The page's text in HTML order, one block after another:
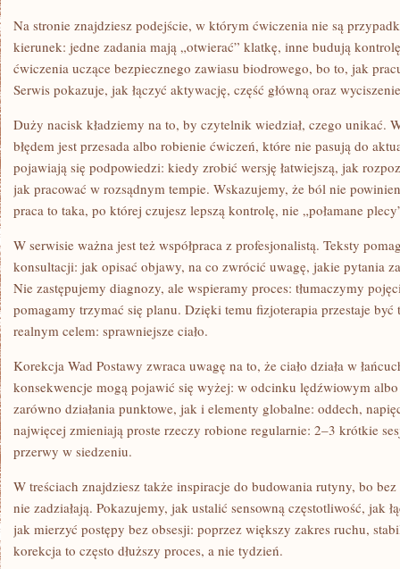
Na stronie znajdziesz podejście, w którym ćwiczenia nie są
kierunek: jedne zadania mają „otwierać” klatkę, inne budują
ćwiczenia uczące bezpiecznego zawiasu biodrowego, bo to, jak
Serwis pokazuje, jak łączyć aktywację, część główną oraz
Duży nacisk kładziemy na to, by czytelnik wiedział, czego unikać.
błędem jest przesada albo robienie ćwiczeń, które nie pasują do
pojawiają się podpowiedzi: kiedy zrobić wersję łatwiejszą, jak
jak pracować w rozsądnym tempie. Wskazujemy, że ból nie
praca to taka, po której czujesz lepszą kontrolę, nie „połamane
W serwisie ważna jest też współpraca z profesjonalistą. Teksty
konsultacji: jak opisać objawy, na co zwrócić uwagę, jakie pytania
Nie zastępujemy diagnozy, ale wspieramy proces: tłumaczymy
pomagamy trzymać się planu. Dzięki temu fizjoterapia przestaje być
realnym celem: sprawniejsze ciało.
Korekcja Wad Postawy zwraca uwagę na to, że ciało działa w
konsekwencje mogą pojawić się wyżej: w odcinku lędźwiowym
zarówno działania punktowe, jak i elementy globalne: oddech,
najwięcej zmieniają proste rzeczy robione regularnie: 2–3 krótkie
przerwy w siedzeniu.
W treściach znajdziesz także inspiracje do budowania rutyny, bo
nie zadziałają. Pokazujemy, jak ustalić sensowną częstotliwość, jak
jak mierzyć postępy bez obsesji: poprzez większy zakres ruchu,
korekcja to często dłuższy proces, a nie tydzień.